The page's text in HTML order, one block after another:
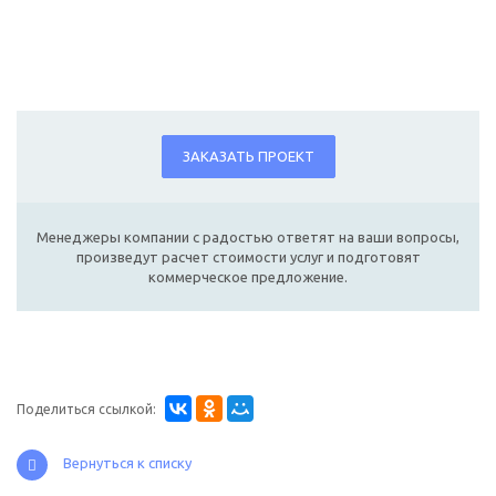
ЗАКАЗАТЬ ПРОЕКТ
Менеджеры компании с радостью ответят на ваши вопросы,
произведут расчет стоимости услуг и подготовят
коммерческое предложение.
Поделиться ссылкой:
Вернуться к списку